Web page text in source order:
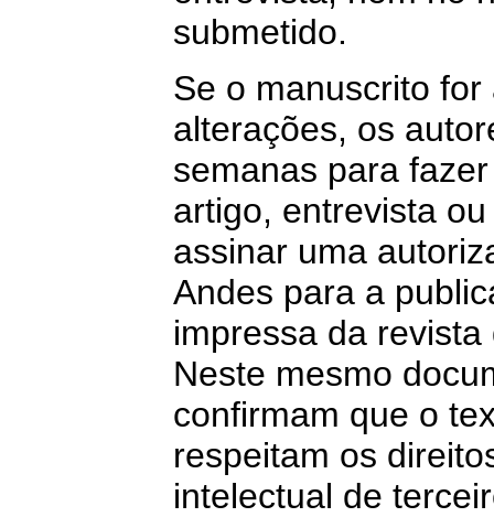
submetido.
Se o manuscrito
alterações, os
semanas para
artigo, entrevista
assinar uma
Andes para a
impressa da
Neste mesmo
confirmam que o
respeitam os
intelectual de